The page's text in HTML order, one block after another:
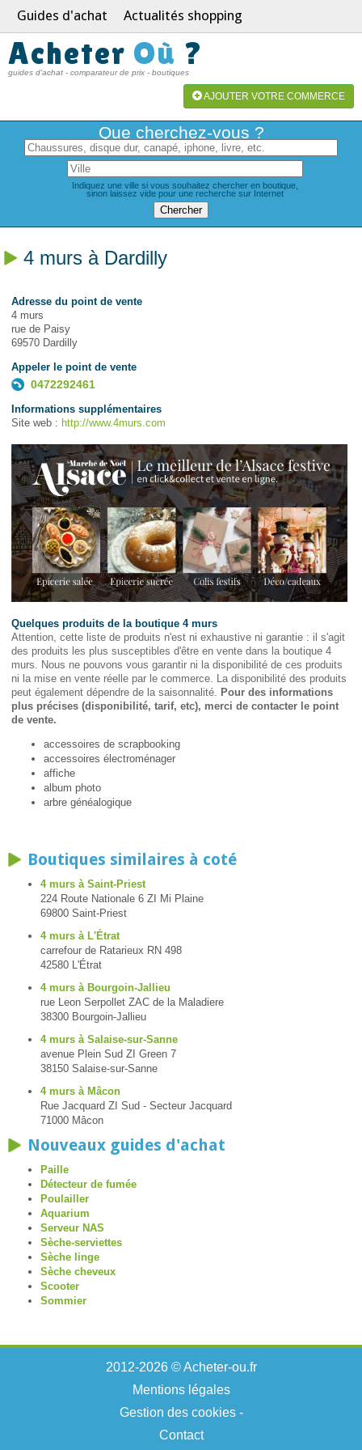
Guides d'achat Actualités shopping
Acheter Où ?
guides d'achat - comparateur de prix - boutiques
AJOUTER VOTRE COMMERCE
Que cherchez-vous ?
Indiquez une ville si vous souhaitez chercher en boutique,
sinon laissez vide pour une recherche sur Internet
4 murs à Dardilly
Adresse du point de vente
4 murs
rue de Paisy
69570 Dardilly
Appeler le point de vente
0472292461
Informations supplémentaires
Site web : http://www.4murs.com
Quelques produits de la boutique 4 murs
Attention, cette liste de produits n'est ni exhaustive ni garantie : il s'agit
des produits les plus susceptibles d'être en vente dans la boutique 4
murs. Nous ne pouvons vous garantir ni la disponibilité de ces produits
ni la mise en vente réelle par le commerce. La disponibilité des produits
peut également dépendre de la saisonnalité. Pour des informations
plus précises (disponibilité, tarif, etc), merci de contacter le point
de vente.
accessoires de scrapbooking
accessoires électroménager
affiche
album photo
arbre généalogique
Boutiques similaires à coté
4 murs à Saint-Priest
224 Route Nationale 6 ZI Mi Plaine
69800 Saint-Priest
4 murs à L'Étrat
carrefour de Ratarieux RN 498
42580 L'Étrat
4 murs à Bourgoin-Jallieu
rue Leon Serpollet ZAC de la Maladiere
38300 Bourgoin-Jallieu
4 murs à Salaise-sur-Sanne
avenue Plein Sud ZI Green 7
38150 Salaise-sur-Sanne
4 murs à Mâcon
Rue Jacquard ZI Sud - Secteur Jacquard
71000 Mâcon
Nouveaux guides d'achat
Paille
Détecteur de fumée
Poulailler
Aquarium
Serveur NAS
Sèche-serviettes
Sèche linge
Sèche cheveux
Scooter
Sommier
2012-2026 © Acheter-ou.fr
Mentions légales
Gestion des cookies-
Contact